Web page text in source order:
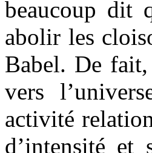
beaucoup dit
abolir les
Babel. De
vers
activité
d’intensité et